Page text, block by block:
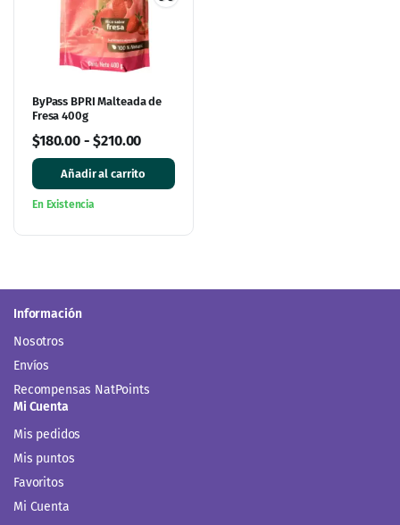
ByPass BPRI Malteada de
Fresa 400g
$180.00-$210.00
Añadir al carrito
En Existencia
Información
Nosotros
Envíos
Recompensas NatPoints
Mi Cuenta
Mis pedidos
Mis puntos
Favoritos
Mi Cuenta